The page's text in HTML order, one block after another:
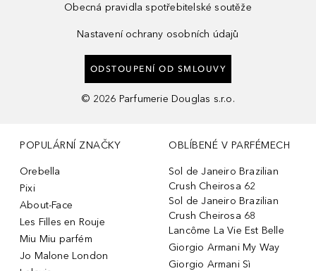
Obecná pravidla spotřebitelské soutěže
Nastavení ochrany osobních údajů
ODSTOUPENÍ OD SMLOUVY
© 2026 Parfumerie Douglas s.r.o.
POPULÁRNÍ ZNAČKY
Orebella
Pixi
About-Face
Les Filles en Rouje
Miu Miu parfém
Jo Malone London
OBLÍBENÉ V PARFÉMECH
Sol de Janeiro Brazilian
Crush Cheirosa 62
Sol de Janeiro Brazilian
Crush Cheirosa 68
Lancôme La Vie Est Belle
Giorgio Armani My Way
Giorgio Armani Sì